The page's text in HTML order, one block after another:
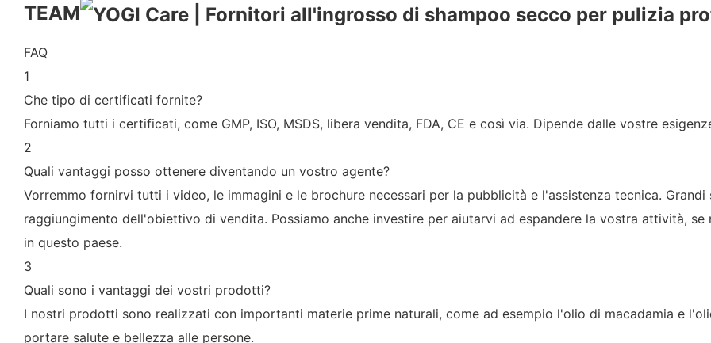
TEAM
FAQ
1
Che tipo di certificati fornite?
Forniamo tutti i certificati, come GMP, ISO, MSDS, libera vendita, FDA, CE e così via. Dipende dalle vostre
2
Quali vantaggi posso ottenere diventando un vostro agente?
Vorremmo fornirvi tutti i video, le immagini e le brochure necessari per la pubblicità e l'assistenza tecnica.
raggiungimento dell'obiettivo di vendita. Possiamo anche investire per aiutarvi ad espandere la vostra attività,
in questo paese.
3
Quali sono i vantaggi dei vostri prodotti?
I nostri prodotti sono realizzati con importanti materie prime naturali, come ad esempio l'olio di macadamia e
portare salute e bellezza alle persone.